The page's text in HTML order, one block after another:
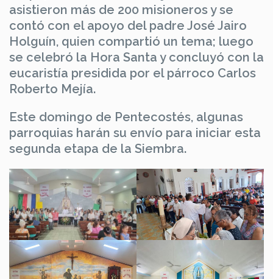
asistieron más de 200 misioneros y se
contó con el apoyo del padre José Jairo
Holguín, quien compartió un tema; luego
se celebró la Hora Santa y concluyó con la
eucaristía presidida por el párroco Carlos
Roberto Mejía.
Este domingo de Pentecostés, algunas
parroquias harán su envío para iniciar esta
segunda etapa de la Siembra.